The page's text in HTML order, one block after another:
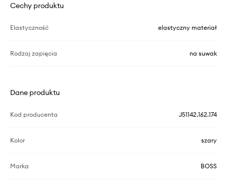
Cechy produktu
Elastyczność elastyczny materiał
Rodzaj zapięcia na suwak
Dane produktu
Kod producenta J51142.162.174
Kolor szary
Marka BOSS